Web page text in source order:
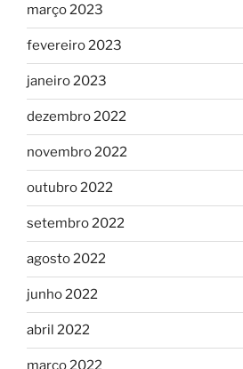
março 2023
fevereiro 2023
janeiro 2023
dezembro 2022
novembro 2022
outubro 2022
setembro 2022
agosto 2022
junho 2022
abril 2022